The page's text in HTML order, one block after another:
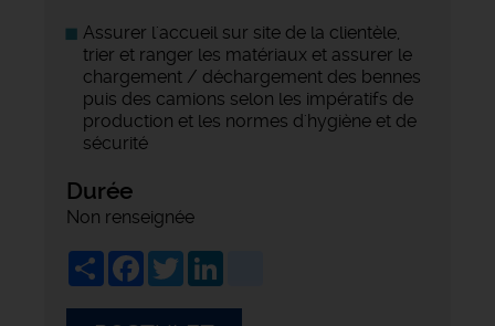
Assurer l'accueil sur site de la clientèle,
trier et ranger les matériaux et assurer le
chargement / déchargement des bennes
puis des camions selon les impératifs de
production et les normes d'hygiène et de
sécurité
Durée
Non renseignée
ShareFacebook
Twitter